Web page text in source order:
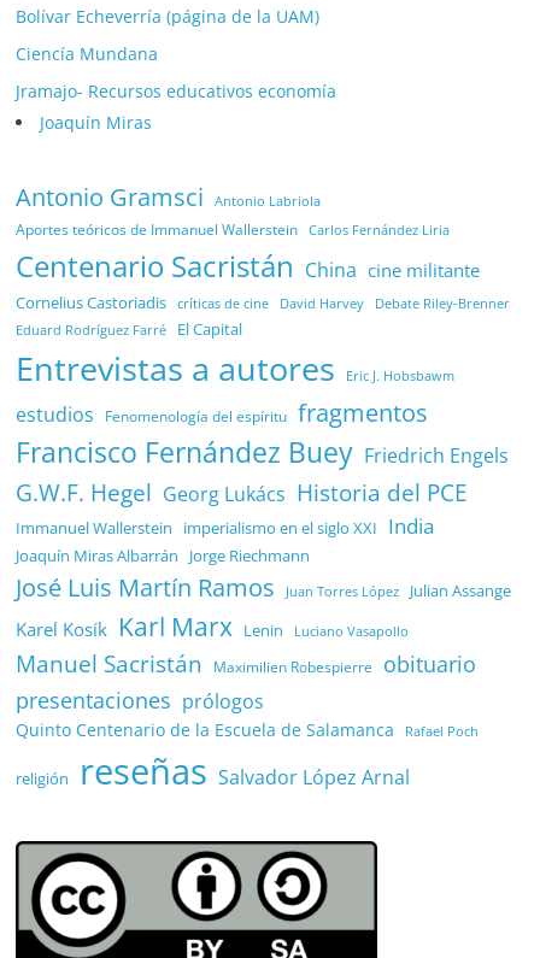
Bolívar Echeverría (página de la UAM)
Ciencía Mundana
Jramajo- Recursos educativos economía
Joaquín Miras
Antonio Gramsci Antonio Labriola
Aportes teóricos de Immanuel Wallerstein Carlos Fernández Liria
Centenario Sacristán China cine militante
Cornelius Castoriadis críticas de cine David Harvey Debate Riley-Brenner
Eduard Rodríguez Farré El Capital
Entrevistas a autores Eric J. Hobsbawm
estudios Fenomenología del espíritu fragmentos
Francisco Fernández Buey Friedrich Engels
G.W.F. Hegel Georg Lukács Historia del PCE
Immanuel Wallerstein imperialismo en el siglo XXI India
Joaquín Miras Albarrán Jorge Riechmann
José Luis Martín Ramos Juan Torres López Julian Assange
Karel Kosík Karl Marx Lenin Luciano Vasapollo
Manuel Sacristán Maximilien Robespierre
obituario
presentaciones prólogos
Quinto Centenario de la Escuela de Salamanca Rafael Poch
religión reseñas Salvador López Arnal